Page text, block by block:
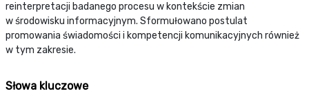
reinterpretacji badanego procesu w kontekście zmian
w środowisku informacyjnym. Sformułowano postulat
promowania świadomości i kompetencji komunikacyjnych również
w tym zakresie.
Słowa kluczowe